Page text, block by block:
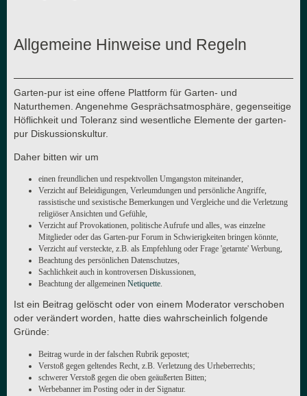
Allgemeine Hinweise und Regeln
Garten-pur ist eine offene Plattform für Garten- und
Naturthemen. Angenehme Gesprächsatmosphäre, gegenseitige
Höflichkeit und Toleranz sind wesentliche Elemente der garten-
pur Diskussionskultur.
Daher bitten wir um
einen freundlichen und respektvollen Umgangston miteinander,
Verzicht auf Beleidigungen, Verleumdungen und persönliche Angriffe,
rassistische und sexistische Bemerkungen und Vergleiche und die Verletzung
religiöser Ansichten und Gefühle,
Verzicht auf Provokationen, politische Aufrufe und alles, was einzelne
Mitglieder oder das Garten-pur Forum in Schwierigkeiten bringen könnte,
Verzicht auf versteckte, z.B. als Empfehlung oder Frage 'getarnte' Werbung,
Beachtung des persönlichen Datenschutzes,
Sachlichkeit auch in kontroversen Diskussionen,
Beachtung der allgemeinen Netiquette.
Ist ein Beitrag gelöscht oder von einem Moderator verschoben
oder verändert worden, hatte dies wahrscheinlich folgende
Gründe:
Beitrag wurde in der falschen Rubrik gepostet;
Verstoß gegen geltendes Recht, z.B. Verletzung des Urheberrechts;
schwerer Verstoß gegen die oben geäußerten Bitten;
Werbebanner im Posting oder in der Signatur.